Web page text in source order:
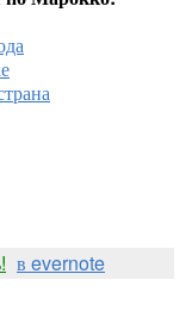
в evernote